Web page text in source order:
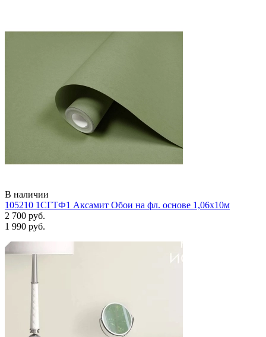
В наличии
105210 1СГТФ1 Аксамит Обои на фл. основе 1,06х10м
2 700 руб.
1 990 руб.